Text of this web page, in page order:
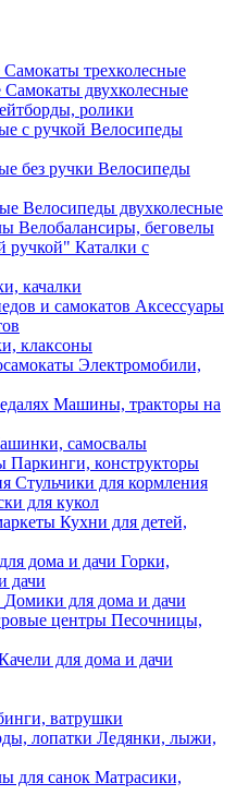
Самокаты трехколесные
Самокаты двухколесные
ролики
Велосипеды
Велосипеды
Велосипеды двухколесные
Велобалансиры, беговелы
Каталки с
качалки
Аксессуары
клаксоны
Электромобили,
Машины, тракторы на
самосвалы
Паркинги, конструкторы
Стульчики для кормления
для кукол
Кухни для детей,
Горки,
дачи
Домики для дома и дачи
Песочницы,
для дома и дачи
ватрушки
Ледянки, лыжи,
Матрасики,